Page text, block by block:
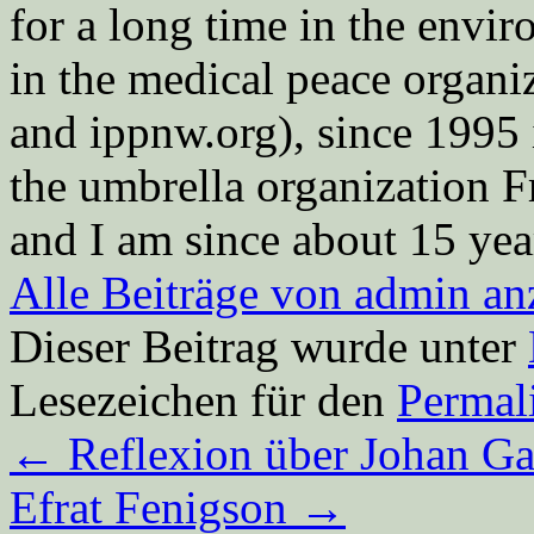
for a long time in the
in the medical peace
and ippnw.org), since
the umbrella organization
and I am since about 15
Alle Beiträge von admin
Dieser Beitrag wurde unter
Lesezeichen für den
← Reflexion über Johan
Efrat Fenigson →